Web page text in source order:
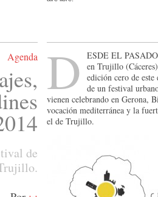
Agenda
de
D
esde el
en Trujillo
edición cero de este
de un festival
vienen celebrando en Gerona,
vocación mediterránea y la
el de Trujillo.